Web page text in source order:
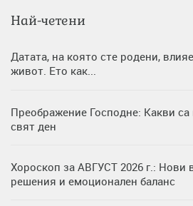
Най-четени
Датата, на която сте родени,
живот. Ето как...
Преображение Господне: Какви са
свят ден
Хороскоп за АВГУСТ 2026 г.:
решения и емоционален баланс